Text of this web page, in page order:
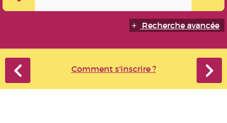
Recherche avancée
Comment s'inscrire ?